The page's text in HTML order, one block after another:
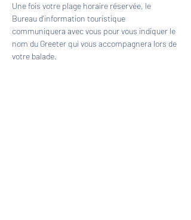
Une fois votre plage horaire réservée, le
Bureau d'information touristique
communiquera avec vous pour vous indiquer le
nom du Greeter qui vous accompagnera lors de
votre balade.